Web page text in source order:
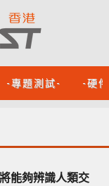
-專題測試- -硬
能夠辨識人類交